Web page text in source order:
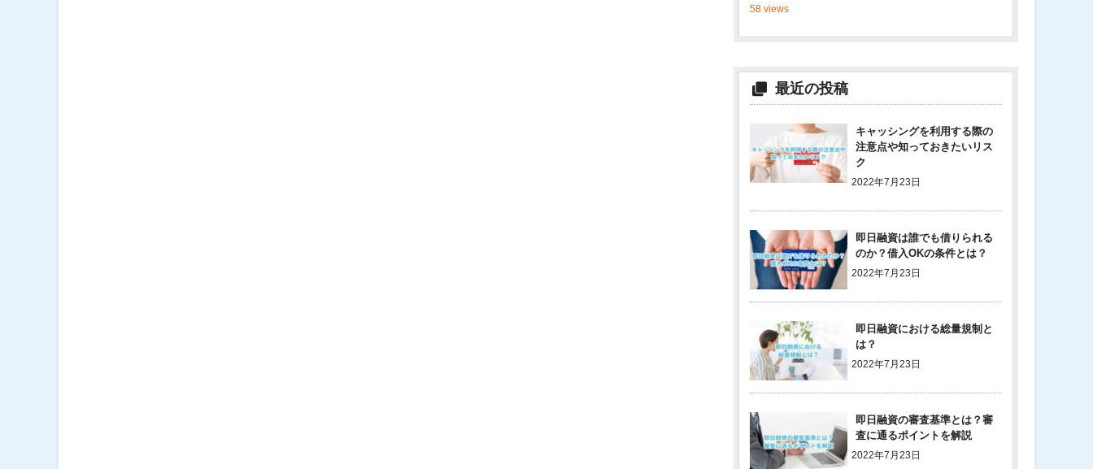
58 views
最近の投稿
キャッシングを利用する際の
注意点や知っておきたいリス
ク
2022年7月23日
即日融資は誰でも借りられる
のか？借入OKの条件とは？
2022年7月23日
即日融資における総量規制と
は？
2022年7月23日
即日融資の審査基準とは？審
査に通るポイントを解説
2022年7月23日